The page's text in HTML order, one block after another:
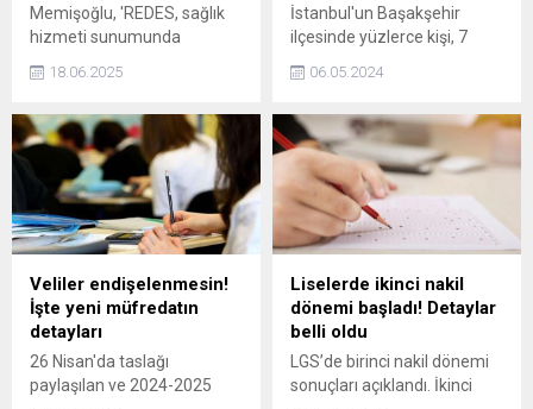
Memişoğlu, 'REDES, sağlık
hizmeti sunumunda
sağlığı ve mali açıdan risk
veri analiz yöntemiyle tespit
ederek söz konusu risklerin
önlenmesine yardımcı
oluyor.' dedi.
18.06.2025
İstanbul'un Başakşehir
ilçesinde yüzlerce kişi, 7
saldırıları altındaki Gazze'ye
düzenlendi. Göstericiler
hayatını kaybeden 10
binlerce Filistinli için de
gıyabi cenaze namazı kıldı.
06.05.2024
Veliler endişelenmesin!
İşte yeni müfredatın
detayları
26 Nisan'da taslağı
paylaşılan ve 2024-2025
Liselerde ikinci nakil
dönemi başladı! Detaylar
belli oldu
LGS’de birinci nakil dönemi
sonuçları açıklandı. İkinci